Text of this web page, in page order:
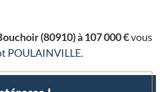
(80910) à 107 000 €vous
POULAINVILLE.